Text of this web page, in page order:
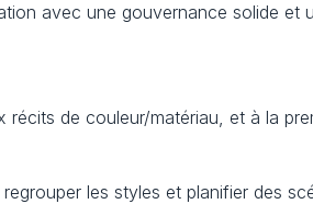
avec une gouvernance solide et
de couleur/matériau, et à la
les styles et planifier des